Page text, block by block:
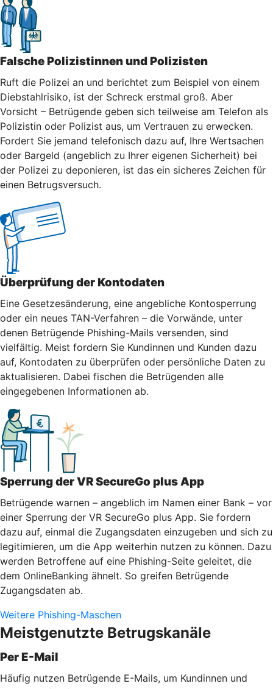
Falsche Polizistinnen und Polizisten
Ruft die Polizei an und berichtet zum Beispiel von einem
Diebstahlrisiko, ist der Schreck erstmal groß. Aber
Vorsicht – Betrügende geben sich teilweise am Telefon als
Polizistin oder Polizist aus, um Vertrauen zu erwecken.
Fordert Sie jemand telefonisch dazu auf, Ihre Wertsachen
oder Bargeld (angeblich zu Ihrer eigenen Sicherheit) bei
der Polizei zu deponieren, ist das ein sicheres Zeichen für
einen Betrugsversuch.
Überprüfung der Kontodaten
Eine Gesetzesänderung, eine angebliche Kontosperrung
oder ein neues TAN-Verfahren – die Vorwände, unter
denen Betrügende Phishing-Mails versenden, sind
vielfältig. Meist fordern Sie Kundinnen und Kunden dazu
auf, Kontodaten zu überprüfen oder persönliche Daten zu
aktualisieren. Dabei fischen die Betrügenden alle
eingegebenen Informationen ab.
Sperrung der VR SecureGo plus App
Betrügende warnen – angeblich im Namen einer Bank – vor
einer Sperrung der VR SecureGo plus App. Sie fordern
dazu auf, einmal die Zugangsdaten einzugeben und sich zu
legitimieren, um die App weiterhin nutzen zu können. Dazu
werden Betroffene auf eine Phishing-Seite geleitet, die
dem OnlineBanking ähnelt. So greifen Betrügende
Zugangsdaten ab.
Weitere Phishing-Maschen
Meistgenutzte Betrugskanäle
Per E-Mail
Häufig nutzen Betrügende E-Mails, um Kundinnen und